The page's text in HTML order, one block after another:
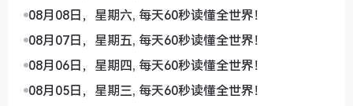
08月08日，星期六, 每天60秒读懂全世界！
08月07日，星期五, 每天60秒读懂全世界！
08月06日，星期四, 每天60秒读懂全世界！
08月05日，星期三, 每天60秒读懂全世界！